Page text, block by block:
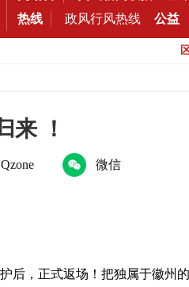
热线
政风行风热线 公益
来 ！
Qzone 微信
后，正式返场！把独属于徽州